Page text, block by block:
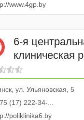
www.4gp.by
6-я
клиническая
поликлиника
консультация
ул. Ульяновская, 5
(17) 222-34-...
poliklinika6.by